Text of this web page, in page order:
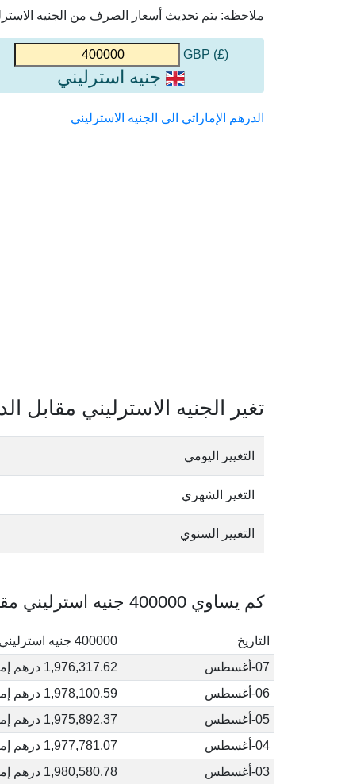
ملاحظه: يتم تحديث أسعار الصرف من الجنيه
(£) GBP
جنيه استرليني
الدرهم الإماراتي الى الجنيه الاسترليني
تغير الجنيه الاسترليني مقابل
التغيير اليومي
التغير الشهري
التغيير السنوي
كم يساوي 400000 جنيه استرليني مقابل الدرهم الإماراتي في أغسطس, 2026
التاريخ
400000 جنيه استرليني إلى درهم إماراتي
07-أغسطس
1,976,317.62 درهم إماراتي
06-أغسطس
1,978,100.59 درهم إماراتي
05-أغسطس
1,975,892.37 درهم إماراتي
04-أغسطس
1,977,781.07 درهم إماراتي
03-أغسطس
1,980,580.78 درهم إماراتي